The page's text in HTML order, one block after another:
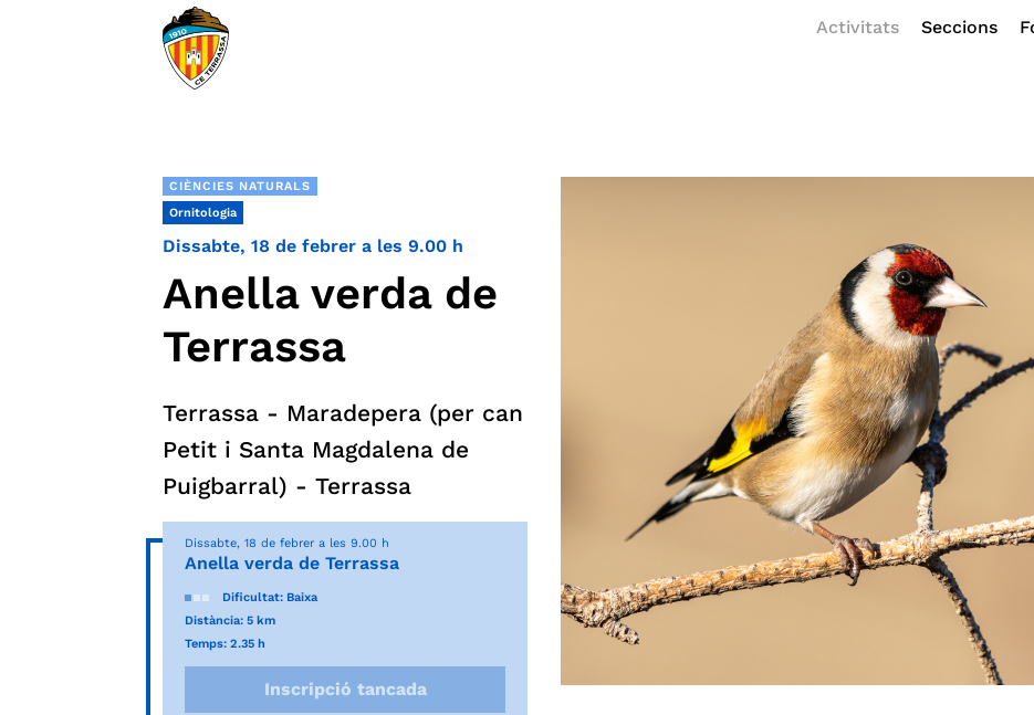
Activitats Seccions
CIÈNCIES NATURALS
Ornitologia
Dissabte, 18 de febrer a les 9.00 h
Anella verda de
Terrassa
Terrassa - Maradepera (per can
Petit i Santa Magdalena de
Puigbarral) - Terrassa
Dissabte, 18 de febrer a les 9.00 h
Anella verda de Terrassa
Dificultat: Baixa
Distància: 5 km
Temps: 2.35 h
Inscripció tancada